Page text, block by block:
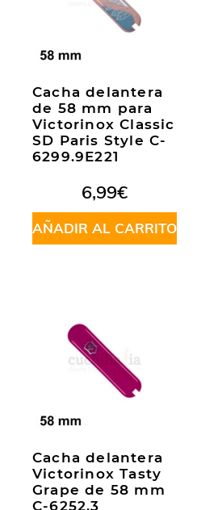
Cacha delantera
de 58 mm para
Victorinox Classic
SD Paris Style C-
6299.9E221
6,99€
AÑADIR AL CARRITO
Cacha delantera
Victorinox Tasty
Grape de 58 mm
C-6252.3